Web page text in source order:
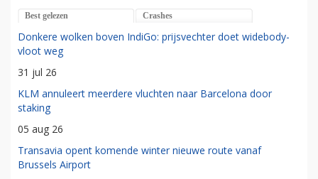
Best gelezen Crashes
Donkere wolken boven IndiGo: prijsvechter doet widebody-
vloot weg
31 jul 26
KLM annuleert meerdere vluchten naar Barcelona door
staking
05 aug 26
Transavia opent komende winter nieuwe route vanaf
Brussels Airport